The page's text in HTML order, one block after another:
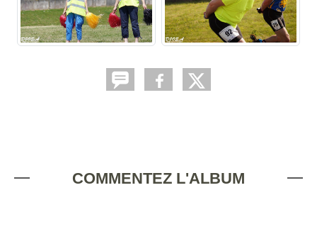
COMMENTEZ L'ALBUM